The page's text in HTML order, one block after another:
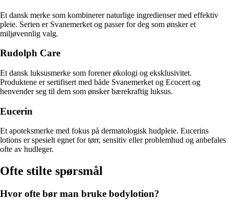
Et dansk merke som kombinerer naturlige ingredienser med effektiv
pleie. Serien er Svanemerket og passer for deg som ønsker et
miljøvennlig valg.
Rudolph Care
Et dansk luksusmerke som forener økologi og eksklusivitet.
Produktene er sertifisert med både Svanemerket og Ecocert og
henvender seg til dem som ønsker bærekraftig luksus.
Eucerin
Et apoteksmerke med fokus på dermatologisk hudpleie. Eucerins
lotions er spesielt egnet for tørr, sensitiv eller problemhud og anbefales
ofte av hudleger.
Ofte stilte spørsmål
Hvor ofte bør man bruke bodylotion?